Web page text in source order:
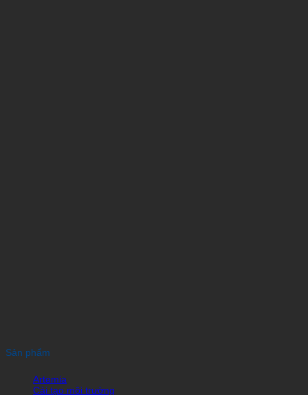
Sản phẩm
Artemia
Cải tạo môi trường